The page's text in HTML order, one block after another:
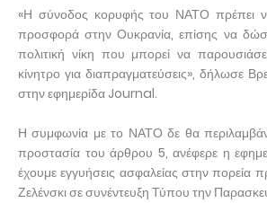
«Η σύνοδος κορυφής του ΝΑΤΟ πρέπει
προσφορά στην Ουκρανία, επίσης να
πολιτική νίκη που μπορεί να
κίνητρο για διαπραγματεύσεις», δήλωσε
στην εφημερίδα Journal.
Η συμφωνία με το ΝΑΤΟ δε θα
προστασία του άρθρου 5, ανέφερε η
έχουμε εγγυήσεις ασφαλείας στην πορεία
Ζελένσκι σε συνέντευξη Τύπου την